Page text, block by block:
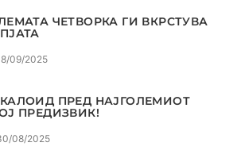
ЧЕТВОРКА ГИ ВКРСТУВА
09/2025
ПРЕД НАЈГОЛЕМИОТ
ПРЕДИЗВИК!
08/2025